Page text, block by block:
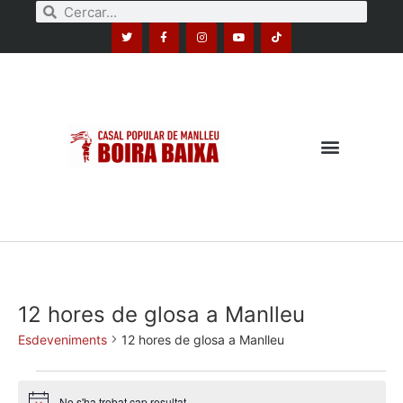
12 hores de glosa a Manlleu
Esdeveniments 12 hores de glosa a Manlleu